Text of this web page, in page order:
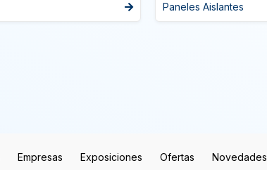
Paneles Aislantes
Empresas Exposiciones Ofertas Novedades